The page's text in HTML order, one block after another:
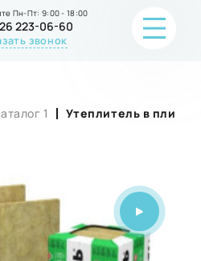
Пн-Пт: 9:00 - 18:00
223-06-60
звонок
1 Утеплитель в